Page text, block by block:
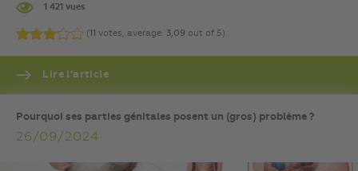
1 421 vues
(11 votes, average: 3,09 out of 5)
Lire l’article
Pourquoi ses parties génitales posent un (gros) problème ?
26/09/2024